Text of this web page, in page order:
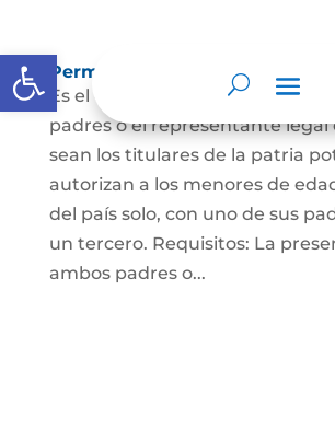
Abrir barra de herramientas
Permisos de salida de país
Es el documento mediante el
padres o el representante legal
sean los titulares de la patria
autorizan a los menores de
del país solo, con uno de sus
un tercero. Requisitos: La
ambos padres o...